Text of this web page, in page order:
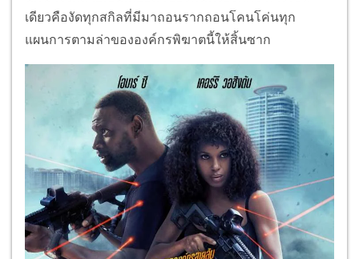
เดียวคืองัดทุกสกิลที่มีมาถอนรากถอนโคนโค่นทุก
แผนการตามล่าขององค์กรพิฆาตนี้ให้สิ้นซาก